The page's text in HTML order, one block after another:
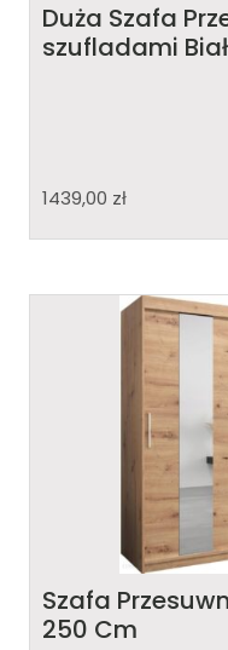
Duża Szafa
szufladami
1439,00 zł
Szafa
250 Cm